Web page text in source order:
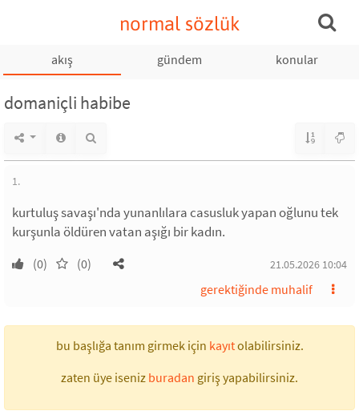
normal sözlük
akış gündem konular
domaniçli habibe
1.
kurtuluş savaşı'nda yunanlılara casusluk yapan oğlunu tek
kurşunla öldüren vatan aşığı bir kadın.
(0) (0) 21.05.2026 10:04
gerektiğinde muhalif
bu başlığa tanım girmek için kayıtolabilirsiniz.
zaten üye iseniz buradan giriş yapabilirsiniz.